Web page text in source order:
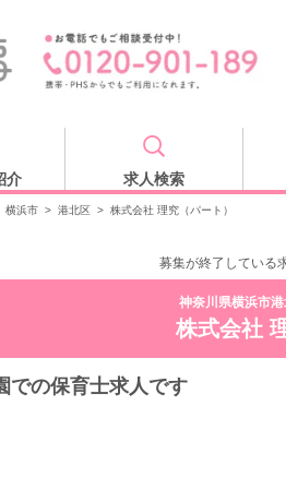
介 求人検索
横浜市 > 港北区 > 株式会社 理究（パート）
募集が終了している
神奈川県横浜市
株式会社
での保育士求人です